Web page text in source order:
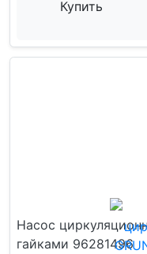
Купить
Насос
гайками 96281496